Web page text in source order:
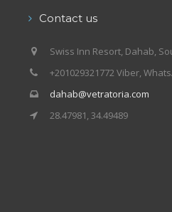
Contact us
Swiss Inn Resort, Dahab,
+201029321772 Viber,
dahab@vetratoria.com
28.47981, 34.49489